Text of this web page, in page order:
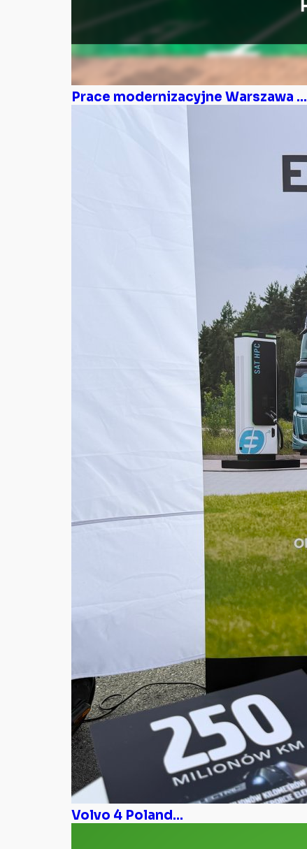
Prace modernizacyjne Warszawa ...
Volvo 4 Poland...